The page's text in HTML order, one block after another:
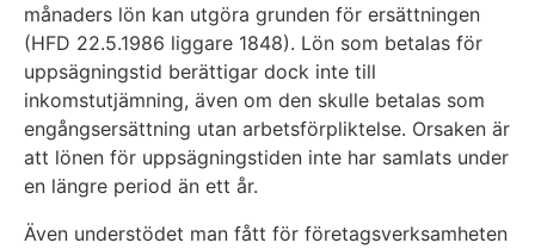
månaders lön kan utgöra grunden för ersättningen
(HFD 22.5.1986 liggare 1848). Lön som betalas för
uppsägningstid berättigar dock inte till
inkomstutjämning, även om den skulle betalas som
engångsersättning utan arbetsförpliktelse. Orsaken är
att lönen för uppsägningstiden inte har samlats under
en längre period än ett år.
Även understödet man fått för företagsverksamheten